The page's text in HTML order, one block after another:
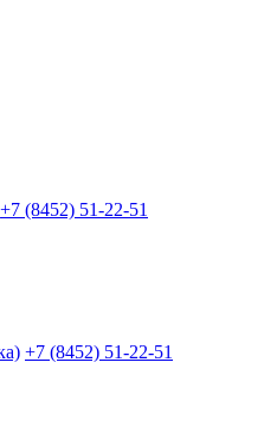
+7 (8452) 51-22-51
+7 (8452) 51-22-51